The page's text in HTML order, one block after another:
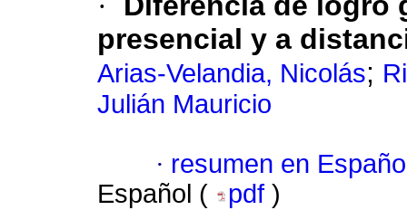
presencial y a
Arias-Velandia, Nicolás;
Julián Mauricio
· resumen en
Español (
pdf )